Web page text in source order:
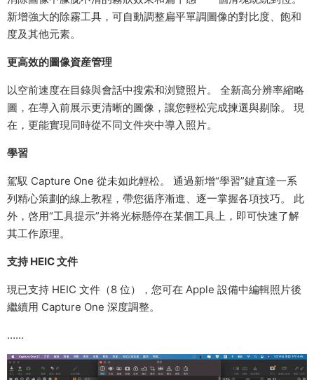
新增強大的除霧工具，可自動調整扁平單調圖像的對比度、飽和
度及其他元素。
更高效的圖像資産管理
以空前速度在目錄與會話中搜索和浏覽照片。 全新高分辨率縮略
圖，在導入前展示更清晰的圖像，讓您輕松完成揀選與剔除。 現
在，更能實現同時從不同文件夾中導入照片。
學習
駕馭 Capture One 從未如此輕松。 通過新增“學習”鍵直達一系
列精心策劃的線上教程，帶您循序漸進、逐一掌握各項技巧。 此
外，啓用“工具提示”并将光标懸停在某個工具上，即可快速了解
其工作原理。
支持 HEIC 文件
現已支持 HEIC 文件（8 位），您可在 Apple 設備中編輯照片後
繼續用 Capture One 深度調整。
……